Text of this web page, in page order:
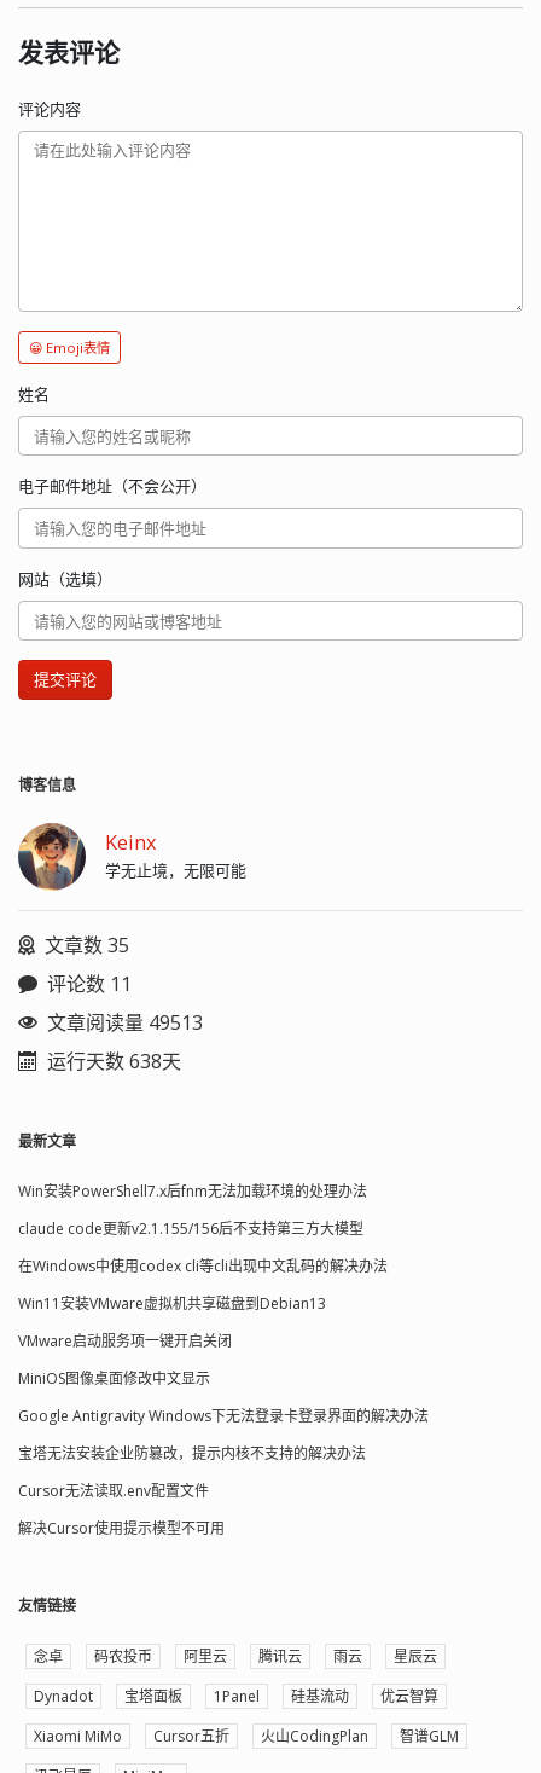
发表评论
评论内容
😀 Emoji表情
姓名
电子邮件地址（不会公开）
网站（选填）
提交评论
博客信息
Keinx
学无止境，无限可能
文章数 35
评论数 11
文章阅读量 49513
运行天数 638天
最新文章
Win安装PowerShell7.x后fnm无法加载环境的处理办法
claude code更新v2.1.155/156后不支持第三方大模型
在Windows中使用codex cli等cli出现中文乱码的解决办法
Win11安装VMware虚拟机共享磁盘到Debian13
VMware启动服务项一键开启关闭
MiniOS图像桌面修改中文显示
Google Antigravity Windows下无法登录卡登录界面的解决办法
宝塔无法安装企业防篡改，提示内核不支持的解决办法
Cursor无法读取.env配置文件
解决Cursor使用提示模型不可用
友情链接
念卓 码农投币 阿里云 腾讯云 雨云
星辰云
Dynadot
宝塔面板 1Panel 硅基流动
优云智算
Xiaomi MiMo
Cursor五折 火山CodingPlan
智谱GLM